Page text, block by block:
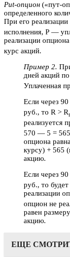
Put-опцион («пут-
определенного
При его
исполнения, Р —
реализации
курс акций.
Пример 2.
дней акций
Уплаченная
Если через
руб., то R > R
реализуется
570 — 5 = 565
опциона
курсу) + 565
акцию.
Если через
руб., то
реализации
опцион не
равен
акцию.
ЕЩЕ